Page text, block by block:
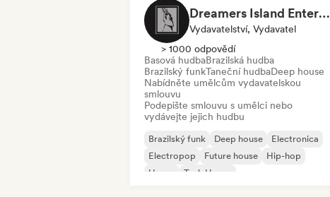
Dreamers Island Entertainment
Vydavatelství, Vydavatel
> 1000 odpovědí
Basová hudbaBrazilská hudba
Brazilský funkTaneční hudbaDeep house
Nabídněte umělcům vydavatelskou
smlouvu
Podepište smlouvu s umělci nebo
vydávejte jejich hudbu
Brazilský funk Deep house
Electronica
Electropop
Future house
Hip-hop
House
Tech House